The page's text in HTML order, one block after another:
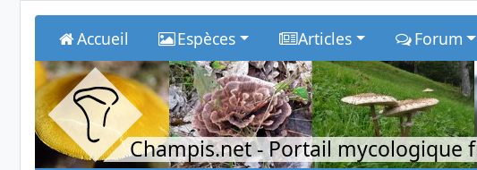
Accueil Espèces Articles Forum
Champis.net- Portail mycologique